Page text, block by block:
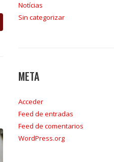
Notícias
Sin categorizar
META
Acceder
Feed de entradas
Feed de comentarios
WordPress.org